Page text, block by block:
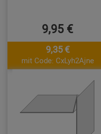
9,95 €
9,35 €
mit Code: CxLyh2Ajne